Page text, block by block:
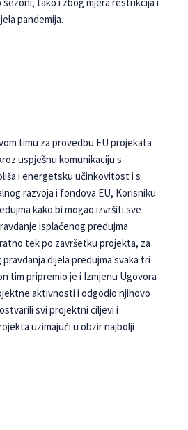
pandemija.
timu za provedbu EU projekata
uspješnu komunikaciju s
i energetsku učinkovitost i s
razvoja i fondova EU, Korisniku
kako bi mogao izvršiti sve
isplaćenog predujma
tek po završetku projekta, za
dijela predujma svaka tri
tim pripremio je i Izmjenu Ugovora
aktivnosti i odgodio njihovo
svi projektni ciljevi i
uzimajući u obzir najbolji